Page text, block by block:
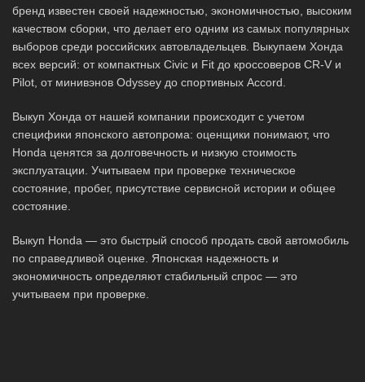
бренд известен своей надежностью, экономичностью, высоким
качеством сборки, что делает его одним из самых популярных
выборов среди российских автовладельцев. Выкупаем Хонда
всех версий: от компактных Civic и Fit до кроссоверов CR-V и
Pilot, от минивэнов Odyssey до спортивных Accord.
Выкуп Хонда от нашей компании происходит с учетом
специфики японского автопрома: оценщики понимают, что
Honda ценятся за долговечность и низкую стоимость
эксплуатации. Учитываем при проверке техническое
состояние, пробег, присутствие сервисной истории и общее
состояние.
Выкуп Honda — это быстрый способ продать свой автомобиль
по справедливой оценке. Японская надежность и
экономичность определяют стабильный спрос — это
учитываем при проверке.